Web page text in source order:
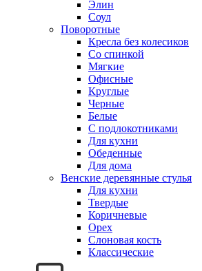
Элин
Соул
Поворотные
Кресла без колесиков
Со спинкой
Мягкие
Офисные
Круглые
Черные
Белые
С подлокотниками
Для кухни
Обеденные
Для дома
Венские деревянные стулья
Для кухни
Твердые
Коричневые
Орех
Слоновая кость
Классические